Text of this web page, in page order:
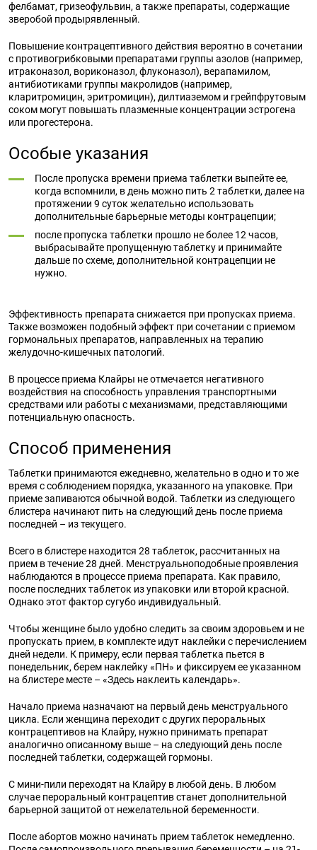
фелбамат, гризеофульвин, а также препараты, содержащие
зверобой продырявленный.
Повышение контрацептивного действия вероятно в сочетании
с противогрибковыми препаратами группы азолов (например,
итраконазол, вориконазол, флуконазол), верапамилом,
антибиотиками группы макролидов (например,
кларитромицин, эритромицин), дилтиаземом и грейпфрутовым
соком могут повышать плазменные концентрации эстрогена
или прогестерона.
Особые указания
После пропуска времени приема таблетки выпейте ее,
когда вспомнили, в день можно пить 2 таблетки, далее на
протяжении 9 суток желательно использовать
дополнительные барьерные методы контрацепции;
после пропуска таблетки прошло не более 12 часов,
выбрасывайте пропущенную таблетку и принимайте
дальше по схеме, дополнительной контрацепции не
нужно.
Эффективность препарата снижается при пропусках приема.
Также возможен подобный эффект при сочетании с приемом
гормональных препаратов, направленных на терапию
желудочно-кишечных патологий.
В процессе приема Клайры не отмечается негативного
воздействия на способность управления транспортными
средствами или работы с механизмами, представляющими
потенциальную опасность.
Способ применения
Таблетки принимаются ежедневно, желательно в одно и то же
время с соблюдением порядка, указанного на упаковке. При
приеме запиваются обычной водой. Таблетки из следующего
блистера начинают пить на следующий день после приема
последней – из текущего.
Всего в блистере находится 28 таблеток, рассчитанных на
прием в течение 28 дней. Менструальноподобные проявления
наблюдаются в процессе приема препарата. Как правило,
после последних таблеток из упаковки или второй красной.
Однако этот фактор сугубо индивидуальный.
Чтобы женщине было удобно следить за своим здоровьем и не
пропускать прием, в комплекте идут наклейки с перечислением
дней недели. К примеру, если первая таблетка пьется в
понедельник, берем наклейку «ПН» и фиксируем ее указанном
на блистере месте – «Здесь наклеить календарь».
Начало приема назначают на первый день менструального
цикла. Если женщина переходит с других пероральных
контрацептивов на Клайру, нужно принимать препарат
аналогично описанному выше – на следующий день после
последней таблетки, содержащей гормоны.
С мини-пили переходят на Клайру в любой день. В любом
случае пероральный контрацептив станет дополнительной
барьерной защитой от нежелательной беременности.
После абортов можно начинать прием таблеток немедленно.